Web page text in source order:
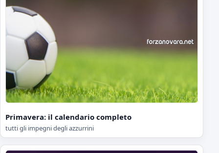
Primavera: il calendario completo
tutti gli impegni degli azzurrini